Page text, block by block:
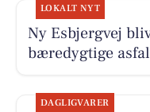
LOKALT NYT
Ny Esbjergvej
bæredygtige
DAGLIGVARER